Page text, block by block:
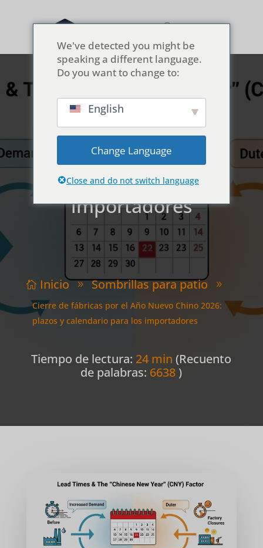
Cierre de fábricas por
el Año Nuevo Chino
2026: plazos y
calendario para los
importadores
 Inicio 9 Sombrillas para patio 9
Cierre de fábricas por el Año Nuevo Chino 2026:
plazos y calendario para los importadores
Tiempo de lectura: 24 min (Recuento
de palabras: 6638 )
We've detected you might be
speaking a different language.
Do you want to change to:
English
Change Language
Close and do not switch language